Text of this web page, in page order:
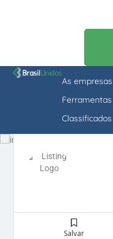
As empresas
Ferramentas
Classificados
Salvar